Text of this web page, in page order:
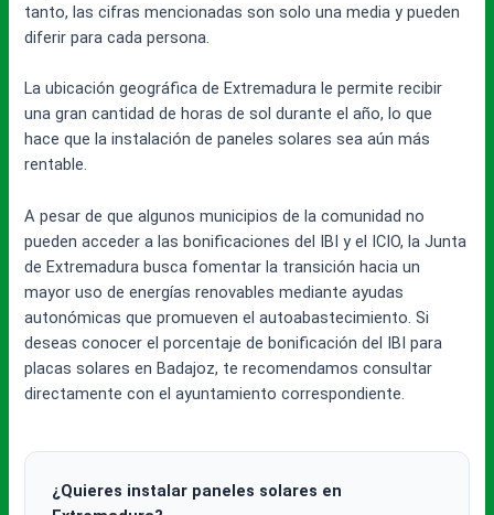
tanto, las cifras mencionadas son solo una media y pueden
diferir para cada persona.
La ubicación geográfica de Extremadura le permite recibir
una gran cantidad de horas de sol durante el año, lo que
hace que la instalación de paneles solares sea aún más
rentable.
A pesar de que algunos municipios de la comunidad no
pueden acceder a las bonificaciones del IBI y el ICIO, la Junta
de Extremadura busca fomentar la transición hacia un
mayor uso de energías renovables mediante ayudas
autonómicas que promueven el autoabastecimiento. Si
deseas conocer el porcentaje de bonificación del IBI para
placas solares en Badajoz, te recomendamos consultar
directamente con el ayuntamiento correspondiente.
¿Quieres instalar paneles solares en